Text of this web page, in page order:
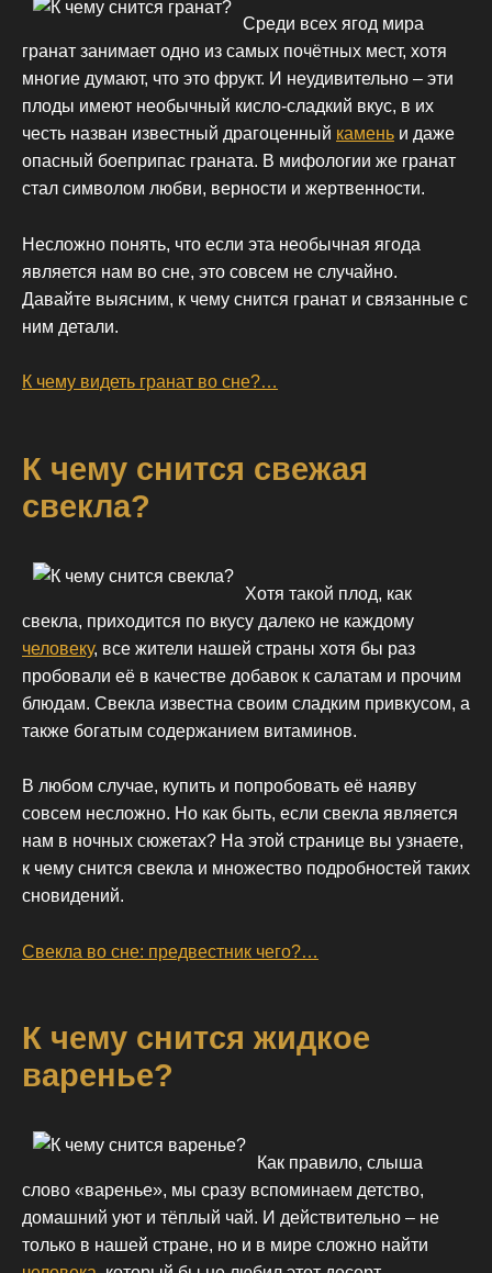
Среди всех ягод мира
гранат занимает одно из самых почётных мест, хотя
многие думают, что это фрукт. И неудивительно – эти
плоды имеют необычный кисло-сладкий вкус, в их
честь назван известный драгоценный камень и даже
опасный боеприпас граната. В мифологии же гранат
стал символом любви, верности и жертвенности.
Несложно понять, что если эта необычная ягода
является нам во сне, это совсем не случайно.
Давайте выясним, к чему снится гранат и связанные с
ним детали.
К чему видеть гранат во сне?…
К чему снится свежая
свекла?
Хотя такой плод, как
свекла, приходится по вкусу далеко не каждому
человеку, все жители нашей страны хотя бы раз
пробовали её в качестве добавок к салатам и прочим
блюдам. Свекла известна своим сладким привкусом, а
также богатым содержанием витаминов.
В любом случае, купить и попробовать её наяву
совсем несложно. Но как быть, если свекла является
нам в ночных сюжетах? На этой странице вы узнаете,
к чему снится свекла и множество подробностей таких
сновидений.
Свекла во сне: предвестник чего?…
К чему снится жидкое
варенье?
Как правило, слыша
слово «варенье», мы сразу вспоминаем детство,
домашний уют и тёплый чай. И действительно – не
только в нашей стране, но и в мире сложно найти